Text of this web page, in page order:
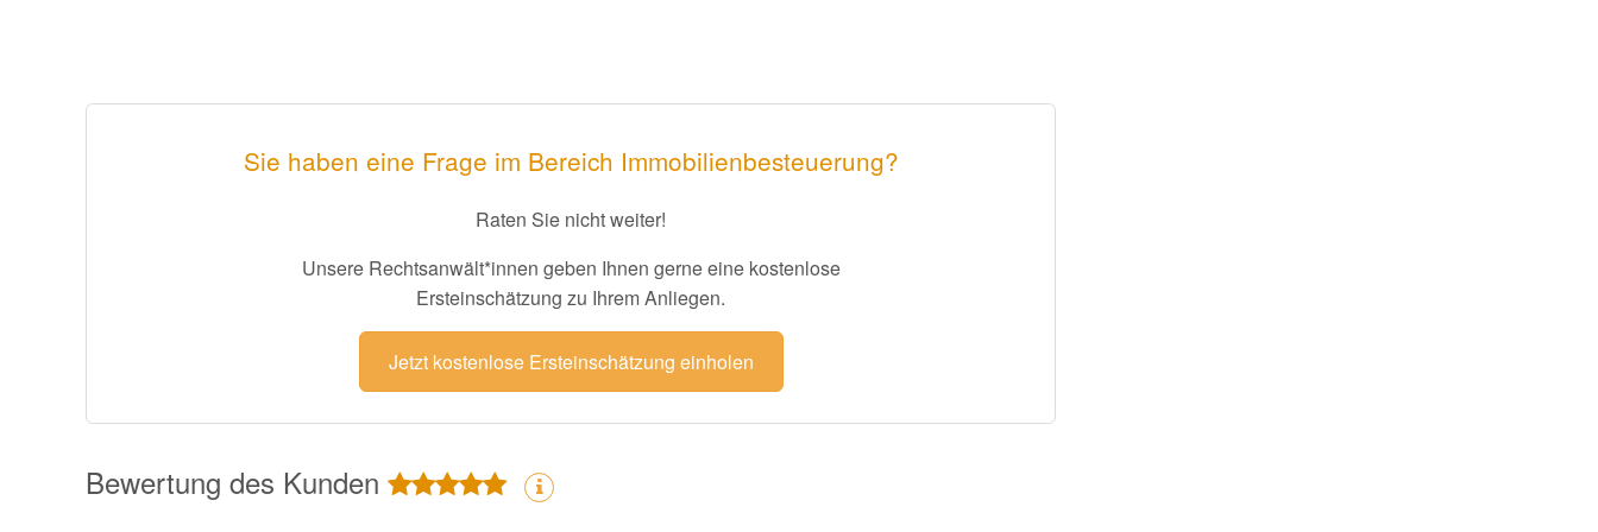
Sie haben eine Frage im Bereich Immobilienbesteuerung?
Raten Sie nicht weiter!
Unsere Rechtsanwält*innen geben Ihnen gerne eine kostenlose
Ersteinschätzung zu Ihrem Anliegen.
Jetzt kostenlose Ersteinschätzung einholen
Bewertung des Kunden